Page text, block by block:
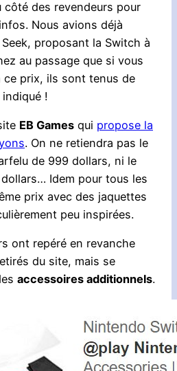
des revendeurs pour
Nous avions déjà
proposant la Switch à
au passage que si vous
ce prix, ils sont tenus de
!
EB Games qui propose la
. On ne retiendra pas le
de 999 dollars, ni le
Idem pour tous les
prix avec des jaquettes
peu inspirées.
ont repéré en revanche
du site, mais se
accessoires additionnels.